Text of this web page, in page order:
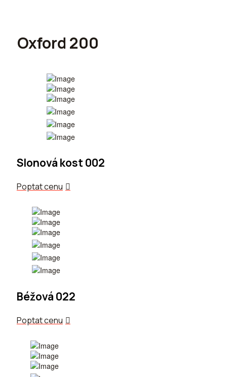
Oxford 200
Slonová kost 002
Poptat cenu
Béžová 022
Poptat cenu